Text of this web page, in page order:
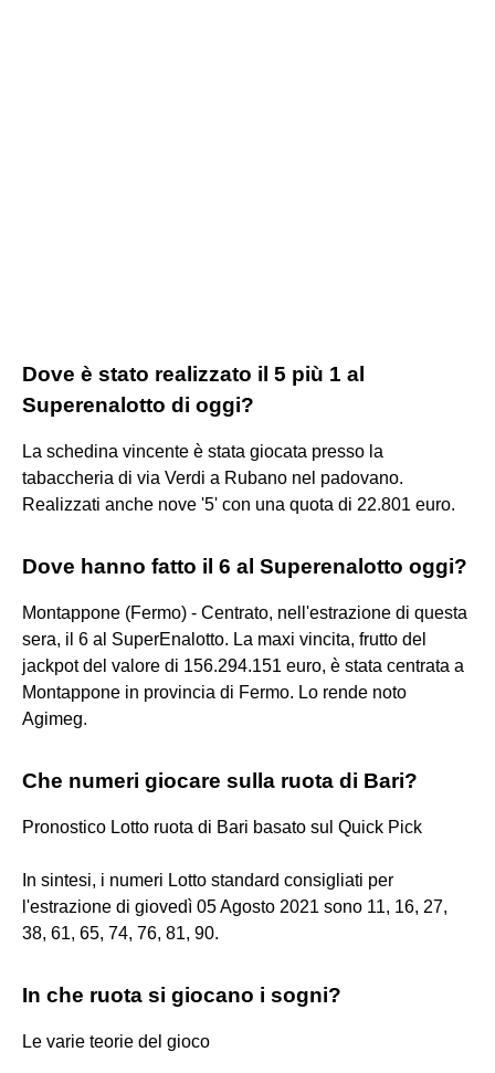
Dove è stato realizzato il 5 più 1 al
Superenalotto di oggi?
La schedina vincente è stata giocata presso la
tabaccheria di via Verdi a Rubano nel padovano.
Realizzati anche nove '5' con una quota di 22.801 euro.
Dove hanno fatto il 6 al Superenalotto oggi?
Montappone (Fermo) - Centrato, nell'estrazione di questa
sera, il 6 al SuperEnalotto. La maxi vincita, frutto del
jackpot del valore di 156.294.151 euro, è stata centrata a
Montappone in provincia di Fermo. Lo rende noto
Agimeg.
Che numeri giocare sulla ruota di Bari?
Pronostico Lotto ruota di Bari basato sul Quick Pick
In sintesi, i numeri Lotto standard consigliati per
l'estrazione di giovedì 05 Agosto 2021 sono 11, 16, 27,
38, 61, 65, 74, 76, 81, 90.
In che ruota si giocano i sogni?
Le varie teorie del gioco